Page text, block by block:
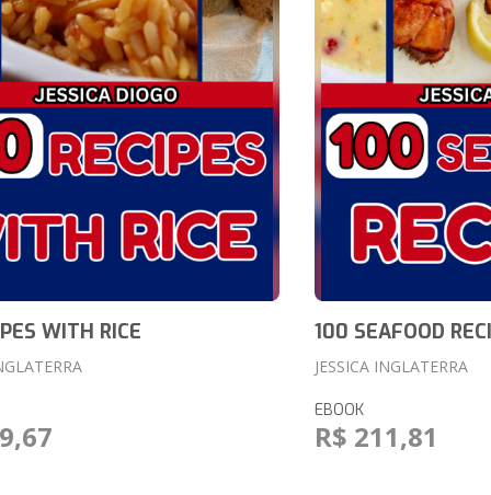
WITH RICE 100 SEAFOOD
JESSICA INGLATERRA
EBOOK
R$ 211,81